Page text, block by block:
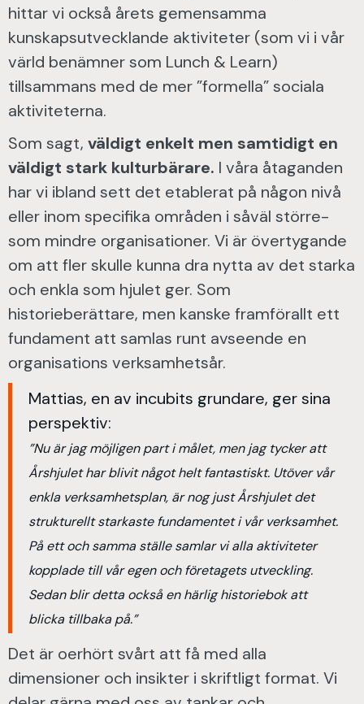
hittar vi också årets gemensamma
kunskapsutvecklande aktiviteter (som vi i vår
värld benämner som Lunch & Learn)
tillsammans med de mer ”formella” sociala
aktiviteterna.
Som sagt, väldigt enkelt men samtidigt en
väldigt stark kulturbärare. I våra åtaganden
har vi ibland sett det etablerat på någon nivå
eller inom specifika områden i såväl större-
som mindre organisationer. Vi är övertygande
om att fler skulle kunna dra nytta av det starka
och enkla som hjulet ger. Som
historieberättare, men kanske framförallt ett
fundament att samlas runt avseende en
organisations verksamhetsår.
Mattias, en av incubits grundare, ger sina
perspektiv:
”Nu är jag möjligen part i målet, men jag tycker att
Årshjulet har blivit något helt fantastiskt. Utöver vår
enkla verksamhetsplan, är nog just Årshjulet det
strukturellt starkaste fundamentet i vår verksamhet.
På ett och samma ställe samlar vi alla aktiviteter
kopplade till vår egen och företagets utveckling.
Sedan blir detta också en härlig historiebok att
blicka tillbaka på.”
Det är oerhört svårt att få med alla
dimensioner och insikter i skriftligt format. Vi